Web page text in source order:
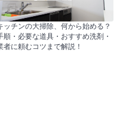
ッチンの大掃除、何から始める？
順・必要な道具・おすすめ洗剤・
者に頼むコツまで解説！